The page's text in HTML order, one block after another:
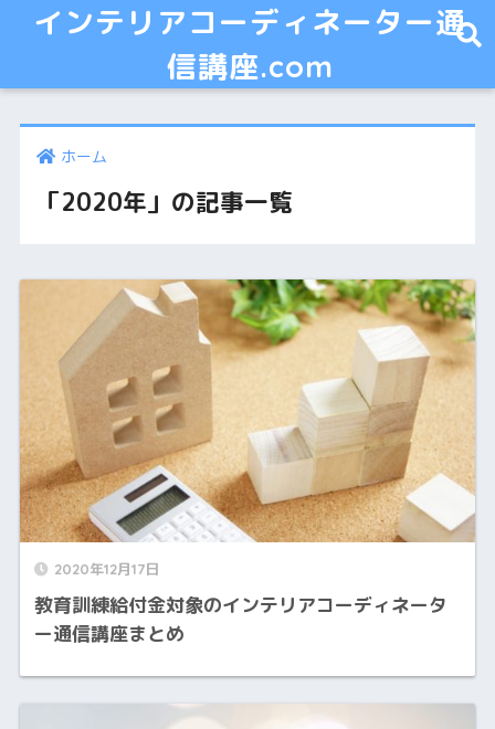
インテリアコーディネーター通
信講座.com
ホーム
「2020年」の記事一覧
2020年12月17日
教育訓練給付金対象のインテリアコーディネータ
ー通信講座まとめ